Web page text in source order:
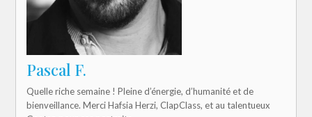
Pascal F.
Quelle riche semaine ! Pleine d’énergie, d’humanité et de
bienveillance. Merci Hafsia Herzi, ClapClass, et au talentueux